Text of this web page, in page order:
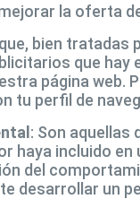
la oferta
bien
que hay
página
tu perfil de
: Son aquellas
haya incluido
del
desarrollar un